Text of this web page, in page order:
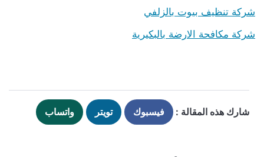
شركة تنظيف بيوت بالزلفي
شركة مكافحة الارضة بالبكيرية
شارك هذه المقالة : فيسبوك تويتر واتساب